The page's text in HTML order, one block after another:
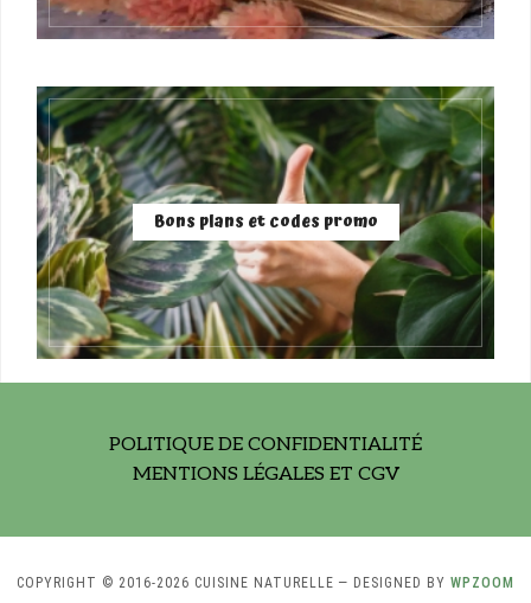
Bons plans et codes promo
POLITIQUE DE CONFIDENTIALITÉ
MENTIONS LÉGALES ET CGV
COPYRIGHT © 2016-2026 CUISINE NATURELLE — DESIGNED BY WPZOOM